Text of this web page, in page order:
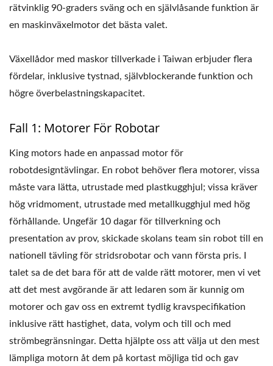
rätvinklig 90-graders sväng och en självlåsande funktion är
en maskinväxelmotor det bästa valet.
Växellådor med maskor tillverkade i Taiwan erbjuder flera
fördelar, inklusive tystnad, självblockerande funktion och
högre överbelastningskapacitet.
Fall 1: Motorer För Robotar
King motors hade en anpassad motor för
robotdesigntävlingar. En robot behöver flera motorer, vissa
måste vara lätta, utrustade med plastkugghjul; vissa kräver
hög vridmoment, utrustade med metallkugghjul med hög
förhållande. Ungefär 10 dagar för tillverkning och
presentation av prov, skickade skolans team sin robot till en
nationell tävling för stridsrobotar och vann första pris. I
talet sa de det bara för att de valde rätt motorer, men vi vet
att det mest avgörande är att ledaren som är kunnig om
motorer och gav oss en extremt tydlig kravspecifikation
inklusive rätt hastighet, data, volym och till och med
strömbegränsningar. Detta hjälpte oss att välja ut den mest
lämpliga motorn åt dem på kortast möjliga tid och gav